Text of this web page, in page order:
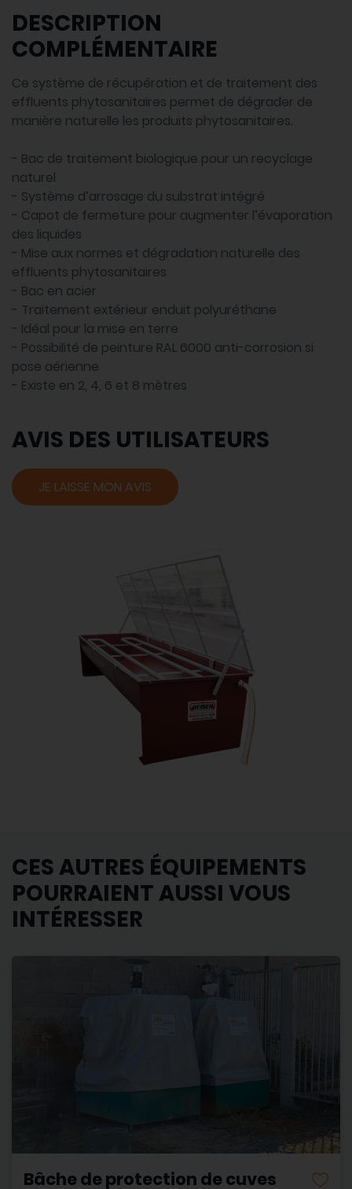
DESCRIPTION
COMPLÉMENTAIRE
Ce système de récupération et de traitement des
effluents phytosanitaires permet de dégrader de
manière naturelle les produits phytosanitaires.
- Bac de traitement biologique pour un recyclage
naturel
- Système d’arrosage du substrat intégré
- Capot de fermeture pour augmenter l’évaporation
des liquides
- Mise aux normes et dégradation naturelle des
effluents phytosanitaires
- Bac en acier
- Traitement extérieur enduit polyuréthane
- Idéal pour la mise en terre
- Possibilité de peinture RAL 6000 anti-corrosion si
pose aérienne
- Existe en 2, 4, 6 et 8 mètres
AVIS DES UTILISATEURS
JE LAISSE MON AVIS
CES AUTRES ÉQUIPEMENTS
POURRAIENT AUSSI VOUS
INTÉRESSER
Bâche de protection de cuves